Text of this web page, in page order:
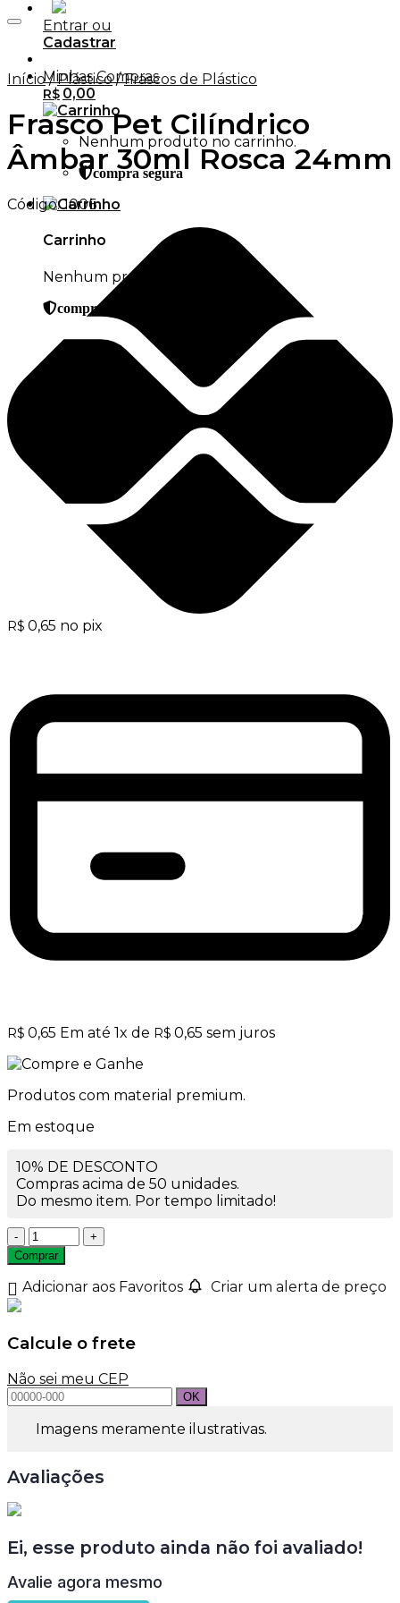
Entrar ou
Cadastrar
Minhas Compras
R$ 0,00
Nenhum produto no carrinho.
compra segura
Carrinho
Nenhum produto no carrinho.
compra segura
Início / Plástico / Frascos de Plástico
Frasco Pet Cilíndrico
Âmbar 30ml Rosca 24mm
Código:1006
R$ 0,65 no pix
R$ 0,65 Em até 1x de R$ 0,65 sem juros
Produtos com material premium.
Em estoque
10% DE DESCONTO
Compras acima de 50 unidades.
Do mesmo item. Por tempo limitado!
Frasco
Pet
Cilíndrico
Âmbar
24mm
quantidade
Comprar
Adicionar aos Favoritos Criar um alerta de preço
Calcule o frete
Não sei meu CEP
Imagens meramente ilustrativas.
Avaliações
Ei, esse produto ainda não foi avaliado!
Avalie agora mesmo